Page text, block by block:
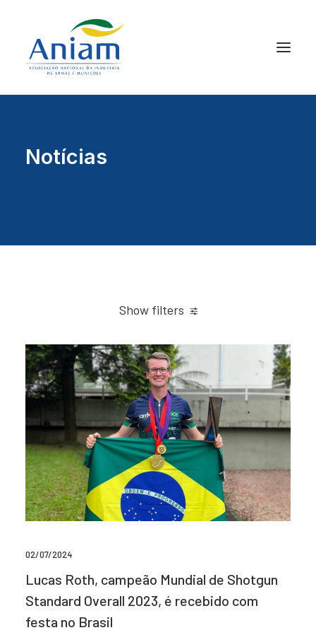
Notícias
Show filters
02/07/2024
Lucas Roth, campeão Mundial de Shotgun
Standard Overall 2023, é recebido com
festa no Brasil